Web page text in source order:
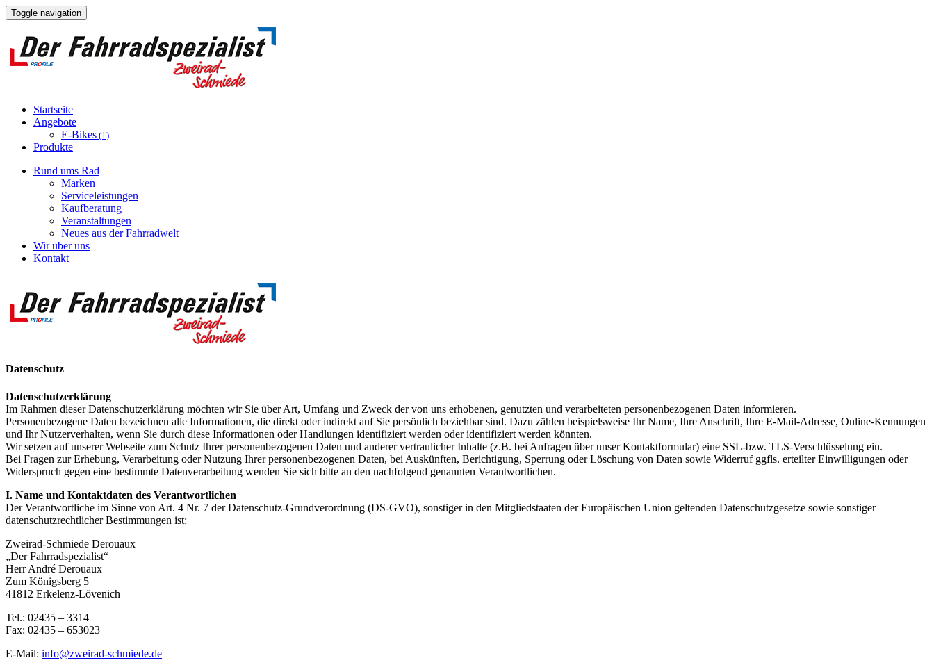
Toggle navigation
Startseite
Angebote
E-Bikes (1)
Produkte
Rund ums Rad
Marken
Serviceleistungen
Kaufberatung
Veranstaltungen
Neues aus der Fahrradwelt
Wir über uns
Kontakt
Datenschutz
Datenschutzerklärung
Im Rahmen dieser Datenschutzerklärung möchten wir Sie über Art, Umfang und Zweck der von uns erhobenen, genutzten und verarbeiteten personenbezogenen Daten informieren.
Personenbezogene Daten bezeichnen alle Informationen, die direkt oder indirekt auf Sie persönlich beziehbar sind. Dazu zählen beispielsweise Ihr Name, Ihre Anschrift, Ihre E-Mail-Adresse, Online-Kennungen
und Ihr Nutzerverhalten, wenn Sie durch diese Informationen oder Handlungen identifiziert werden oder identifiziert werden könnten.
Wir setzen auf unserer Webseite zum Schutz Ihrer personenbezogenen Daten und anderer vertraulicher Inhalte (z.B. bei Anfragen über unser Kontaktformular) eine SSL-bzw. TLS-Verschlüsselung ein.
Bei Fragen zur Erhebung, Verarbeitung oder Nutzung Ihrer personenbezogenen Daten, bei Auskünften, Berichtigung, Sperrung oder Löschung von Daten sowie Widerruf ggfls. erteilter Einwilligungen oder
Widerspruch gegen eine bestimmte Datenverarbeitung wenden Sie sich bitte an den nachfolgend genannten Verantwortlichen.
I. Name und Kontaktdaten des Verantwortlichen
Der Verantwortliche im Sinne von Art. 4 Nr. 7 der Datenschutz-Grundverordnung (DS-GVO), sonstiger in den Mitgliedstaaten der Europäischen Union geltenden Datenschutzgesetze sowie sonstiger
datenschutzrechtlicher Bestimmungen ist:
Zweirad-Schmiede Derouaux
„Der Fahrradspezialist“
Herr André Derouaux
Zum Königsberg 5
41812 Erkelenz-Lövenich
Tel.: 02435 – 3314
Fax: 02435 – 653023
E-Mail: info@zweirad-schmiede.de